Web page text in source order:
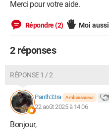
Merci pour votre aide.
Répondre (2) Moi aussi
2 réponses
RÉPONSE 1 / 2
Panth33ra Ambassadeur
22 août 2025 à 14:06
Bonjour,